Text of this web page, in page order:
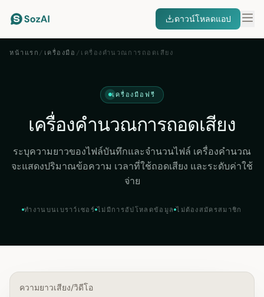
ดาวน์โหลดแอป
หน้าแรก / เครื่องมือ / เครื่องคำนวณการถอดเสียง
เครื่องมือฟรี
เครื่องคำนวณการถอดเสียง
ระบุความยาวของไฟล์บันทึกและจำนวนไฟล์ เครื่องคำนวณ
จะแสดงปริมาณข้อความ เวลาที่ใช้ถอดเสียง และระดับค่าใช้
จ่าย
ทำงานบนเบราว์เซอร์ ไม่มีการอัปโหลดข้อมูล ไม่ต้องสมัครสมาชิก
ความยาวเสียง/วิดีโอ